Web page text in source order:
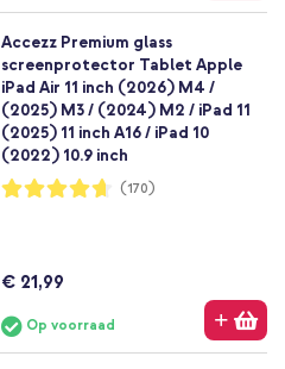
Accezz Premium glass
screenprotector Tablet Apple
iPad Air 11 inch (2026) M4 /
(2025) M3 / (2024) M2 / iPad 11
(2025) 11 inch A16 / iPad 10
(2022) 10.9 inch
Waardering:
93%
(170)
€ 21,99
Op voorraad